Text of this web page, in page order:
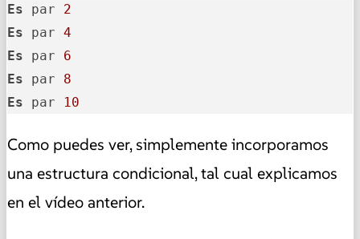
Es par 2
Es par 4
Es par 6
Es par 8
Es par 10
Como puedes ver, simplemente incorporamos
una estructura condicional, tal cual explicamos
en el vídeo anterior.